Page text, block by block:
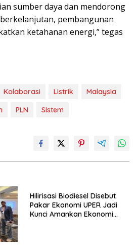
sumber daya dan mendorong
pembangunan
ketahanan energi,” tegas
Kolaborasi Listrik
Malaysia
PLN Sistem
Hilirisasi Biodiesel Disebut
Pakar Ekonomi UPER Jadi
Kunci Amankan Ekonomi